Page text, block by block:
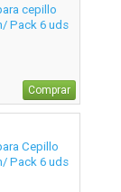
cepillo
Pack 6 uds
Comprar
Cepillo
Pack 6 uds